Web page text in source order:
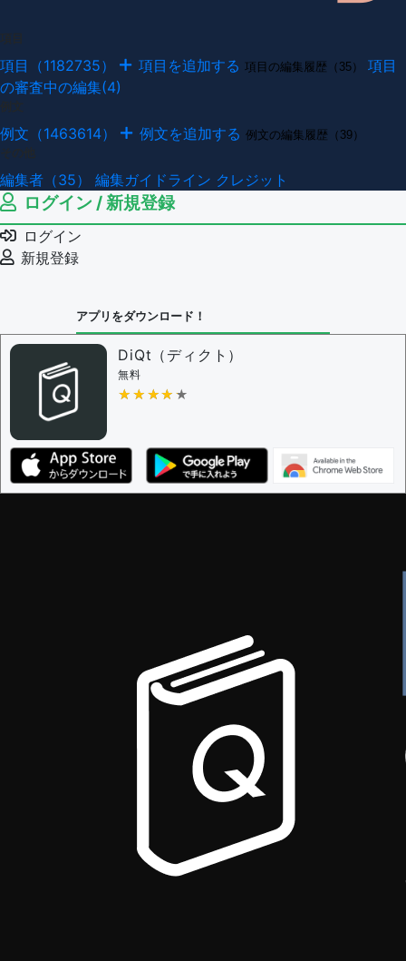
項目（1182735） 項目を追加する 項目の編集履歴（35）
項目
の審査中の編集(4)
例文（1463614） 例文を追加する 例文の編集履歴（39）
編集者（35） 編集ガイドライン クレジット
ログイン / 新規登録
ログイン
新規登録
アプリをダウンロード！
DiQt（ディクト）
無料
★★★★★
★★★★★